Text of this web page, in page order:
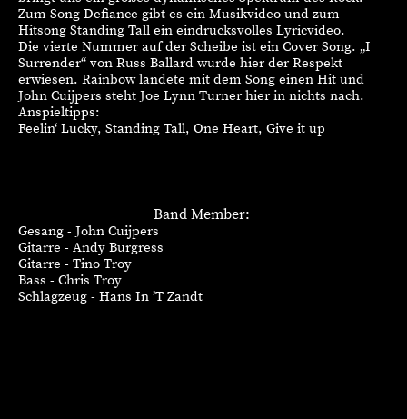
Zum Song Defiance gibt es ein Musikvideo und zum
Hitsong Standing Tall ein eindrucksvolles Lyricvideo.
Die vierte Nummer auf der Scheibe ist ein Cover Song. „I
Surrender“ von Russ Ballard wurde hier der Respekt
erwiesen. Rainbow landete mit dem Song einen Hit und
John Cuijpers steht Joe Lynn Turner hier in nichts nach.
Anspieltipps:
Feelin‘ Lucky, Standing Tall, One Heart, Give it up
Band Member:
Gesang - John Cuijpers
Gitarre - Andy Burgress
Gitarre - Tino Troy
Bass - Chris Troy
Schlagzeug - Hans In ’T Zandt